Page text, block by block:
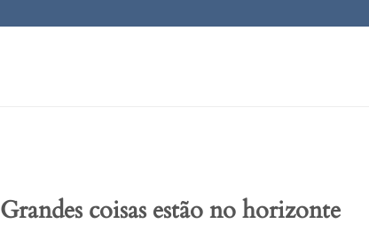
Grandes coisas estão no horizonte